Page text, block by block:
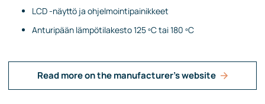
LCD -näyttö ja ohjelmointipainikkeet
Anturipään lämpötilakesto 125 ºC tai 180 ºC
Read more on the manufacturer's website